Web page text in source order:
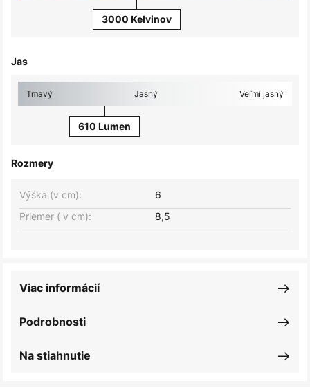
3000 Kelvinov
Jas
Tmavý Jasný Veľmi jasný
610 Lumen
Rozmery
Výška (v cm):
6
Priemer ( v cm):
8,5
Podrobnosti
Viac informácií
Na stiahnutie